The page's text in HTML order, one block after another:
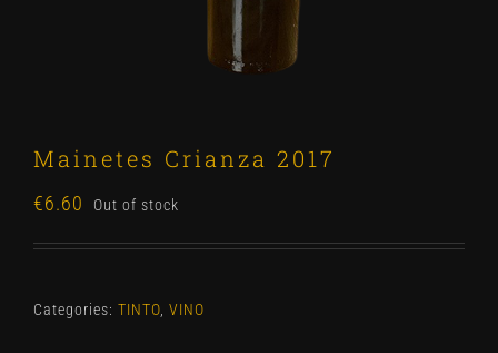
Mainetes Crianza 2017
€6.60 Out of stock
Categories: TINTO VINO